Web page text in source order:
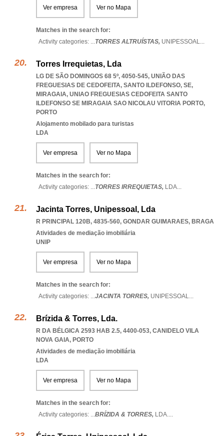
Ver empresa Ver no Mapa
Matches in the search for:
Activity categories: ...TORRES ALTRUÍSTAS, UNIPESSOAL...
Torres Irrequietas, Lda
LG DE SÃO DOMINGOS 68 5º, 4050-545, UNIÃO DAS
FREGUESIAS DE CEDOFEITA, SANTO ILDEFONSO, SE,
MIRAGAIA, UNIAO FREGUESIAS CEDOFEITA SANTO
ILDEFONSO SE MIRAGAIA SAO NICOLAU VITORIA PORTO,
PORTO
Alojamento mobilado para turistas
LDA
Ver empresa Ver no Mapa
Matches in the search for:
Activity categories: ...TORRES IRREQUIETAS, LDA...
Jacinta Torres, Unipessoal, Lda
R PRINCIPAL 120B, 4835-560, GONDAR GUIMARAES, BRAGA
Atividades de mediação imobiliária
UNIP
Ver empresa Ver no Mapa
Matches in the search for:
Activity categories: ...JACINTA TORRES, UNIPESSOAL...
Brízida & Torres, Lda.
R DA BÉLGICA 2593 HAB 2.5, 4400-053, CANIDELO VILA
NOVA GAIA, PORTO
Atividades de mediação imobiliária
LDA
Ver empresa Ver no Mapa
Matches in the search for:
Activity categories: ...BRÍZIDA & TORRES, LDA....